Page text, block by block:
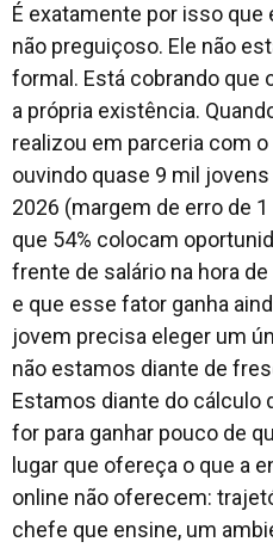
É exatamente por isso
não preguiçoso. Ele não
formal. Está cobrando que
a própria existência.
realizou em parceria com
ouvindo quase 9 mil
2026 (margem de erro de
que 54% colocam
frente de salário na hora
e que esse fator ganha
jovem precisa eleger um
não estamos diante de
Estamos diante do cálculo
for para ganhar pouco de
lugar que ofereça o que a
online não oferecem:
chefe que ensine, um